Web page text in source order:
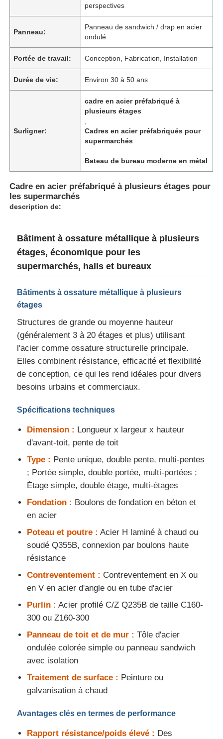
Maison
Produits
À propos de nous
Visite de l'usine
Contrôle de la qualité
Nouvelles
Les affaires
Bloguer
Demandez un devis
Structure en acier préfabriqué
Entrepôt de structure en acier
perspectives
Panneau:
Panneau de sandwich / drap en acier
ondulé
Portée de travail: Conception, Fabrication, Installation
Durée de vie: Environ 30 à 50 ans
Surligner:
cadre en acier préfabriqué à
plusieurs étages
Cadres en acier préfabriqués pour
supermarchés
Bateau de bureau moderne en métal
Cadre en acier préfabriqué à plusieurs étages pour
les supermarchés
description de:
Bâtiment à ossature métallique à plusieurs
étages, économique pour les
supermarchés, halls et bureaux
Bâtiments à ossature métallique à plusieurs
étages
Structures de grande ou moyenne hauteur
(généralement 3 à 20 étages et plus) utilisant
l'acier comme ossature structurelle principale.
Elles combinent résistance, efficacité et flexibilité
de conception, ce qui les rend idéales pour divers
besoins urbains et commerciaux.
Spécifications techniques
Dimension : Longueur x largeur x hauteur
d'avant-toit, pente de toit
Type : Pente unique, double pente, multi-pentes
; Portée simple, double portée, multi-portées ;
Étage simple, double étage, multi-étages
Fondation : Boulons de fondation en béton et
en acier
Poteau et poutre : Acier H laminé à chaud ou
soudé Q355B, connexion par boulons haute
résistance
Contreventement : Contreventement en X ou
en V en acier d'angle ou en tube d'acier
Purlin : Acier profilé C/Z Q235B de taille C160-
300 ou Z160-300
Panneau de toit et de mur : Tôle d'acier
ondulée colorée simple ou panneau sandwich
avec isolation
Traitement de surface : Peinture ou
galvanisation à chaud
Avantages clés en termes de performance
Rapport résistance/poids élevé : Des